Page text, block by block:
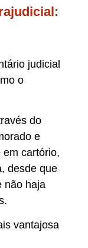
judicial
o
do
e
em cartório,
desde que
não haja
vantajosa